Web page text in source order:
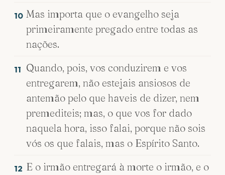
10 Mas importa que o evangelho seja
primeiramente pregado entre todas as
nações.
11 Quando, pois, vos conduzirem e vos
entregarem, não estejais ansiosos de
antemão pelo que haveis de dizer, nem
premediteis; mas, o que vos for dado
naquela hora, isso falai, porque não sois
vós os que falais, mas o Espírito Santo.
12 E o irmão entregará à morte o irmão, e o